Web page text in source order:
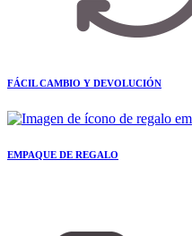
FÁCIL CAMBIO Y DEVOLUCIÓN
EMPAQUE DE REGALO